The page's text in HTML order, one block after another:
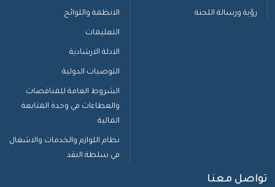
رؤية ورسالة اللجنة الانظمة واللوائح
التعليمات
الادلة الارشادية
التوصيات الدولية
الشروط العامة للمناقصات
والعطاءات في وحدة المتابعة
المالية
نظام اللوازم والخدمات والاشغال
في سلطة النقد
تواصل معنا